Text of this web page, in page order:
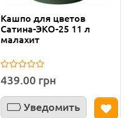
Кашпо для цветов
Сатина-ЭКО-25 11 л
малахит
439.00 грн
Уведомить